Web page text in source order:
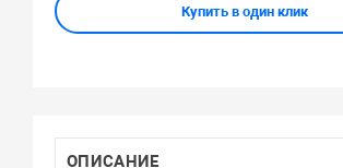
Купить в один клик
ОПИСАНИЕ